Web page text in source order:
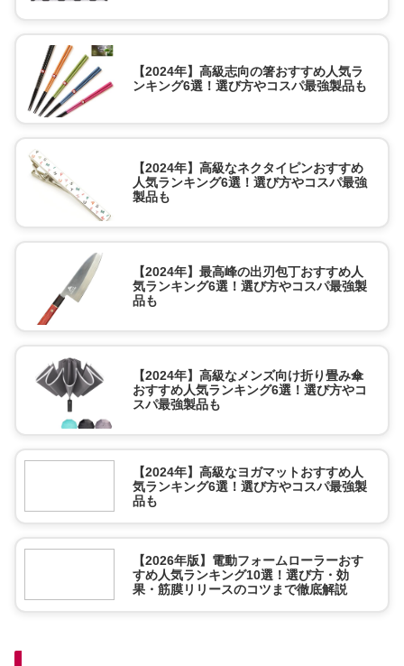
【2024年】高級志向の箸おすすめ人気ラ
ンキング6選！選び方やコスパ最強製品も
【2024年】高級なネクタイピンおすすめ
人気ランキング6選！選び方やコスパ最強
製品も
【2024年】最高峰の出刃包丁おすすめ人
気ランキング6選！選び方やコスパ最強製
品も
【2024年】高級なメンズ向け折り畳み傘
おすすめ人気ランキング6選！選び方やコ
スパ最強製品も
【2024年】高級なヨガマットおすすめ人
気ランキング6選！選び方やコスパ最強製
品も
【2026年版】電動フォームローラーおす
すめ人気ランキング10選！選び方・効
果・筋膜リリースのコツまで徹底解説